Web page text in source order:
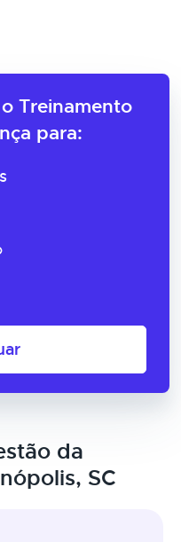
Treinamento
para:
da
SC